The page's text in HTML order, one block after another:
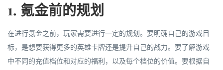
1. 氪金前的规划
在进行氪金之前，玩家需要进行一定的规划。要明确自己的游戏目
标，是想要获得更多的英雄卡牌还是提升自己的战力。要了解游戏
中不同的充值档位和对应的福利，以及每个档位的价值。要根据自